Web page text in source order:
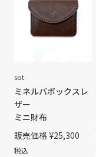
sot
ミネルバボックスレ
ザー
ミニ財布
販売価格 ¥25,300
税込